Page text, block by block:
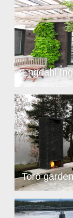
Engdahl
Torö garden